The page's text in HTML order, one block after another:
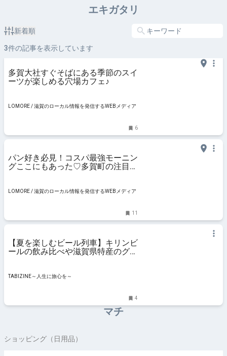
エキガタリ
新着順
3件の記事を表示しています
多賀大社すぐそばにある季節のスイ
ーツが楽しめる穴場カフェ♪
LOMORE / 滋賀のローカル情報を発信するWEBメディア
6
パン好き必見！コスパ最強モーニン
グここにもあった♡多賀町の注目ベ
LOMORE / 滋賀のローカル情報を発信するWEBメディア
11
【夏を楽しむビール列車】キリンビ
ールの飲み比べや滋賀県特産のグル
TABIZINE～人生に旅心を～
4
マチ
ショッピング（日用品）